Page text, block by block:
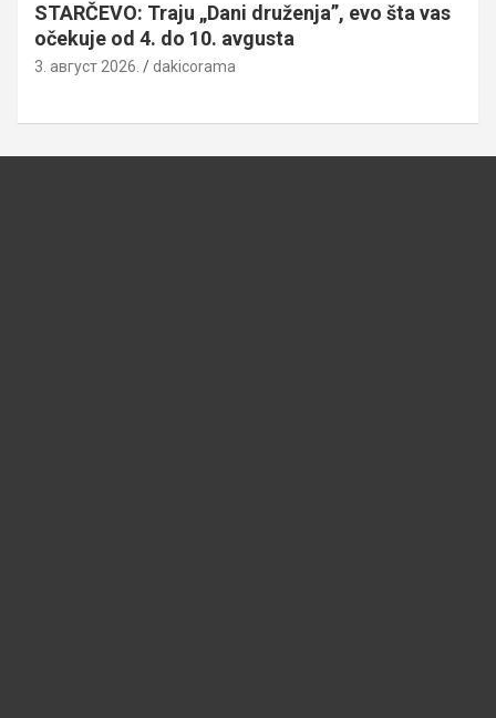
STARČEVO: Traju „Dani druženja”, evo šta vas
očekuje od 4. do 10. avgusta
3. август 2026. dakicorama